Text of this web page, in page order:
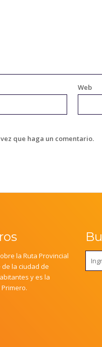
Web
que haga un comentario.
la Ruta Provincial
de la ciudad de
y es la